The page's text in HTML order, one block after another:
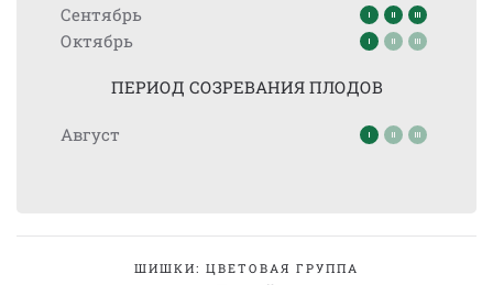
Сентябрь
Октябрь
ПЕРИОД СОЗРЕВАНИЯ ПЛОДОВ
Август
ШИШКИ: ЦВЕТОВАЯ ГРУППА